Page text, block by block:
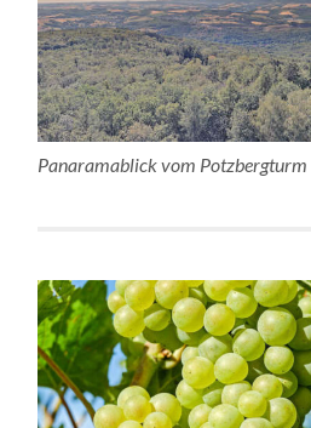
Panaramablick vom Potzbergturm